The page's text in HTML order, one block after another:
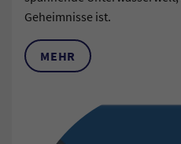
Geheimnisse ist.
MEHR